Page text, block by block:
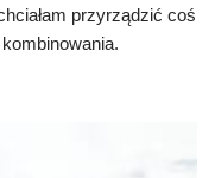
przyrządzić coś